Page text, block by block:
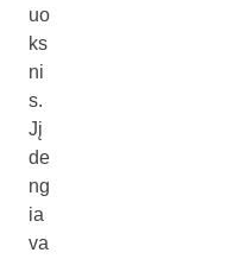
uo
ks
ni
s.
Jį
de
ng
ia
va